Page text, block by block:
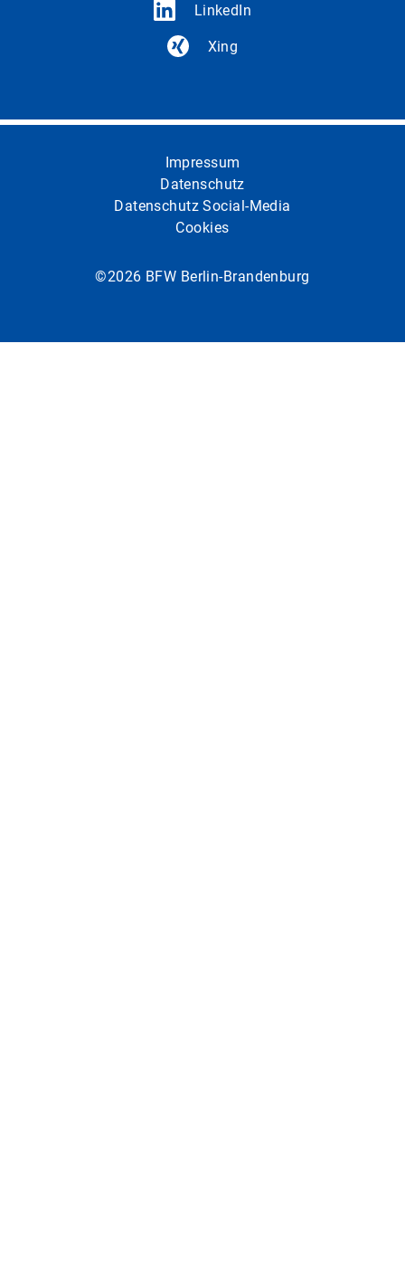
LinkedIn
Xing
Impressum
Datenschutz
Datenschutz Social-Media
Cookies
©2026 BFW Berlin-Brandenburg